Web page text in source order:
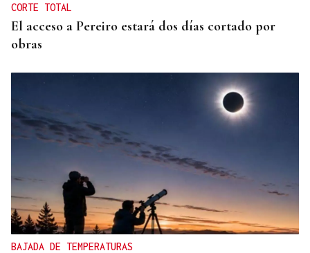
CORTE TOTAL
El acceso a Pereiro estará dos días cortado por
obras
BAJADA DE TEMPERATURAS